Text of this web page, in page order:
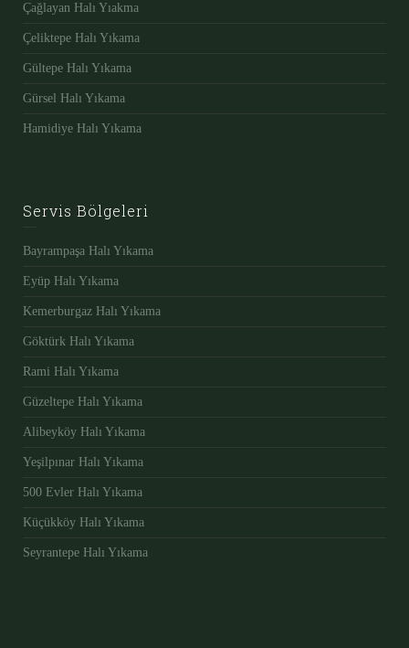
Çağlayan Halı Yıakma
Çeliktepe Halı Yıkama
Gültepe Halı Yıkama
Gürsel Halı Yıkama
Hamidiye Halı Yıkama
Servis Bölgeleri
Bayrampaşa Halı Yıkama
Eyüp Halı Yıkama
Kemerburgaz Halı Yıkama
Göktürk Halı Yıkama
Rami Halı Yıkama
Güzeltepe Halı Yıkama
Alibeyköy Halı Yıkama
Yeşilpınar Halı Yıkama
500 Evler Halı Yıkama
Küçükköy Halı Yıkama
Seyrantepe Halı Yıkama